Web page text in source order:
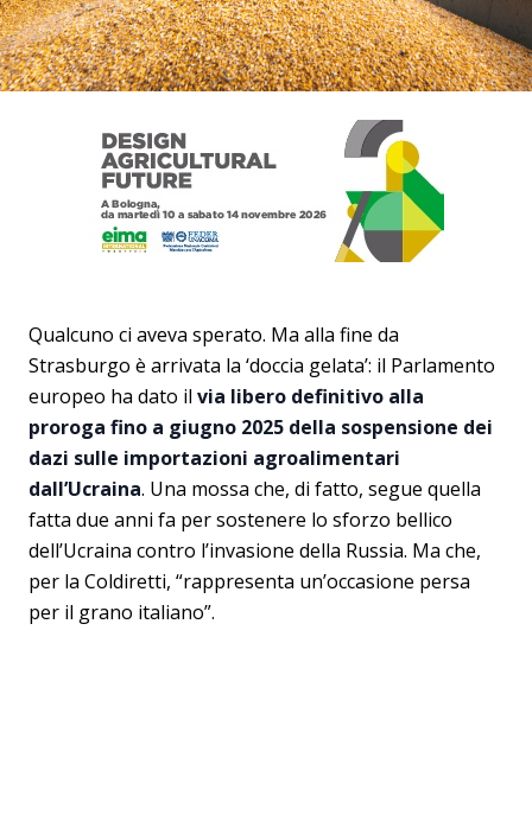
Qualcuno ci aveva sperato. Ma alla fine da
Strasburgo è arrivata la ‘doccia gelata’: il Parlamento
europeo ha dato il via libero definitivo alla
proroga fino a giugno 2025 della sospensione dei
dazi sulle importazioni agroalimentari
dall’Ucraina. Una mossa che, di fatto, segue quella
fatta due anni fa per sostenere lo sforzo bellico
dell’Ucraina contro l’invasione della Russia. Ma che,
per la Coldiretti, “rappresenta un’occasione persa
per il grano italiano”.